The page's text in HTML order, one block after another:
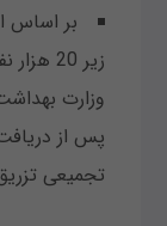
بر اساس
زیر
وزارت
پس از
تجمیعی